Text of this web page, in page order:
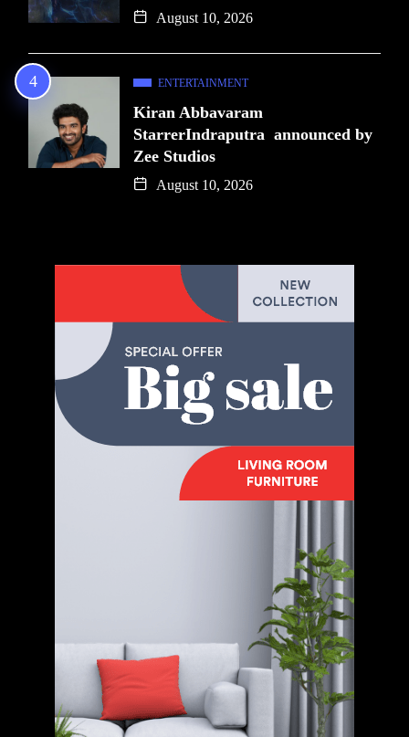
August 10, 2026
ENTERTAINMENT
Kiran Abbavaram
StarrerIndraputra announced by
Zee Studios
August 10, 2026